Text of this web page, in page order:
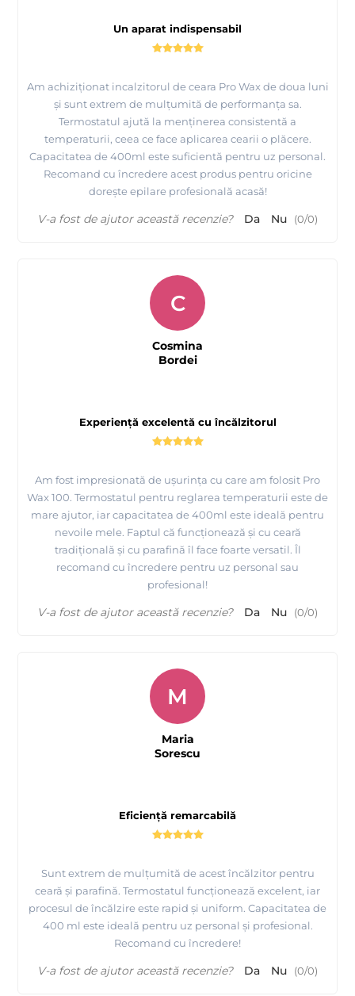
Un aparat indispensabil
Am achiziționat incalzitorul de ceara Pro Wax de doua luni
și sunt extrem de mulțumită de performanța sa.
Termostatul ajută la menținerea consistentă a
temperaturii, ceea ce face aplicarea cearii o plăcere.
Capacitatea de 400ml este suficientă pentru uz personal.
Recomand cu încredere acest produs pentru oricine
dorește epilare profesională acasă!
V-a fost de ajutor această recenzie? Da Nu (0/0)
Experiență excelentă cu încălzitorul
Am fost impresionată de ușurința cu care am folosit Pro
Wax 100. Termostatul pentru reglarea temperaturii este de
mare ajutor, iar capacitatea de 400ml este ideală pentru
nevoile mele. Faptul că funcționează și cu ceară
tradițională și cu parafină îl face foarte versatil. Îl
recomand cu încredere pentru uz personal sau
profesional!
C
Cosmina
Bordei
V-a fost de ajutor această recenzie? Da Nu (0/0)
Eficiență remarcabilă
Sunt extrem de mulțumită de acest încălzitor pentru
ceară și parafină. Termostatul funcționează excelent, iar
procesul de încălzire este rapid și uniform. Capacitatea de
400 ml este ideală pentru uz personal și profesional.
Recomand cu încredere!
M
Maria
Sorescu
V-a fost de ajutor această recenzie? Da Nu (0/0)